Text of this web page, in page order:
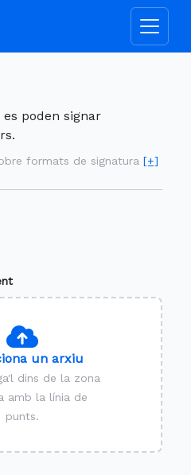
poden signar
formats de signatura [+]
un arxiu
dins de la zona
amb la línia de
punts.